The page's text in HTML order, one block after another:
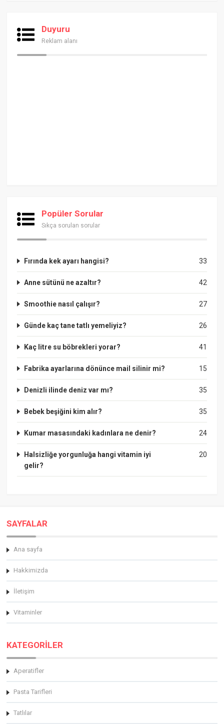
Duyuru
Reklam alanı
Popüler Sorular
Sıkça sorulan sorular
33
Fırında kek ayarı hangisi?
42
Anne sütünü ne azaltır?
27
Smoothie nasıl çalışır?
26
Günde kaç tane tatlı yemeliyiz?
41
Kaç litre su böbrekleri yorar?
15
Fabrika ayarlarına dönünce mail silinir mi?
35
Denizli ilinde deniz var mı?
35
Bebek beşiğini kim alır?
24
Kumar masasındaki kadınlara ne denir?
20
Halsizliğe yorgunluğa hangi vitamin iyi
gelir?
SAYFALAR
Ana sayfa
Hakkimizda
İletişim
Vitaminler
KATEGORİLER
Aperatifler
Pasta Tarifleri
Tatlılar